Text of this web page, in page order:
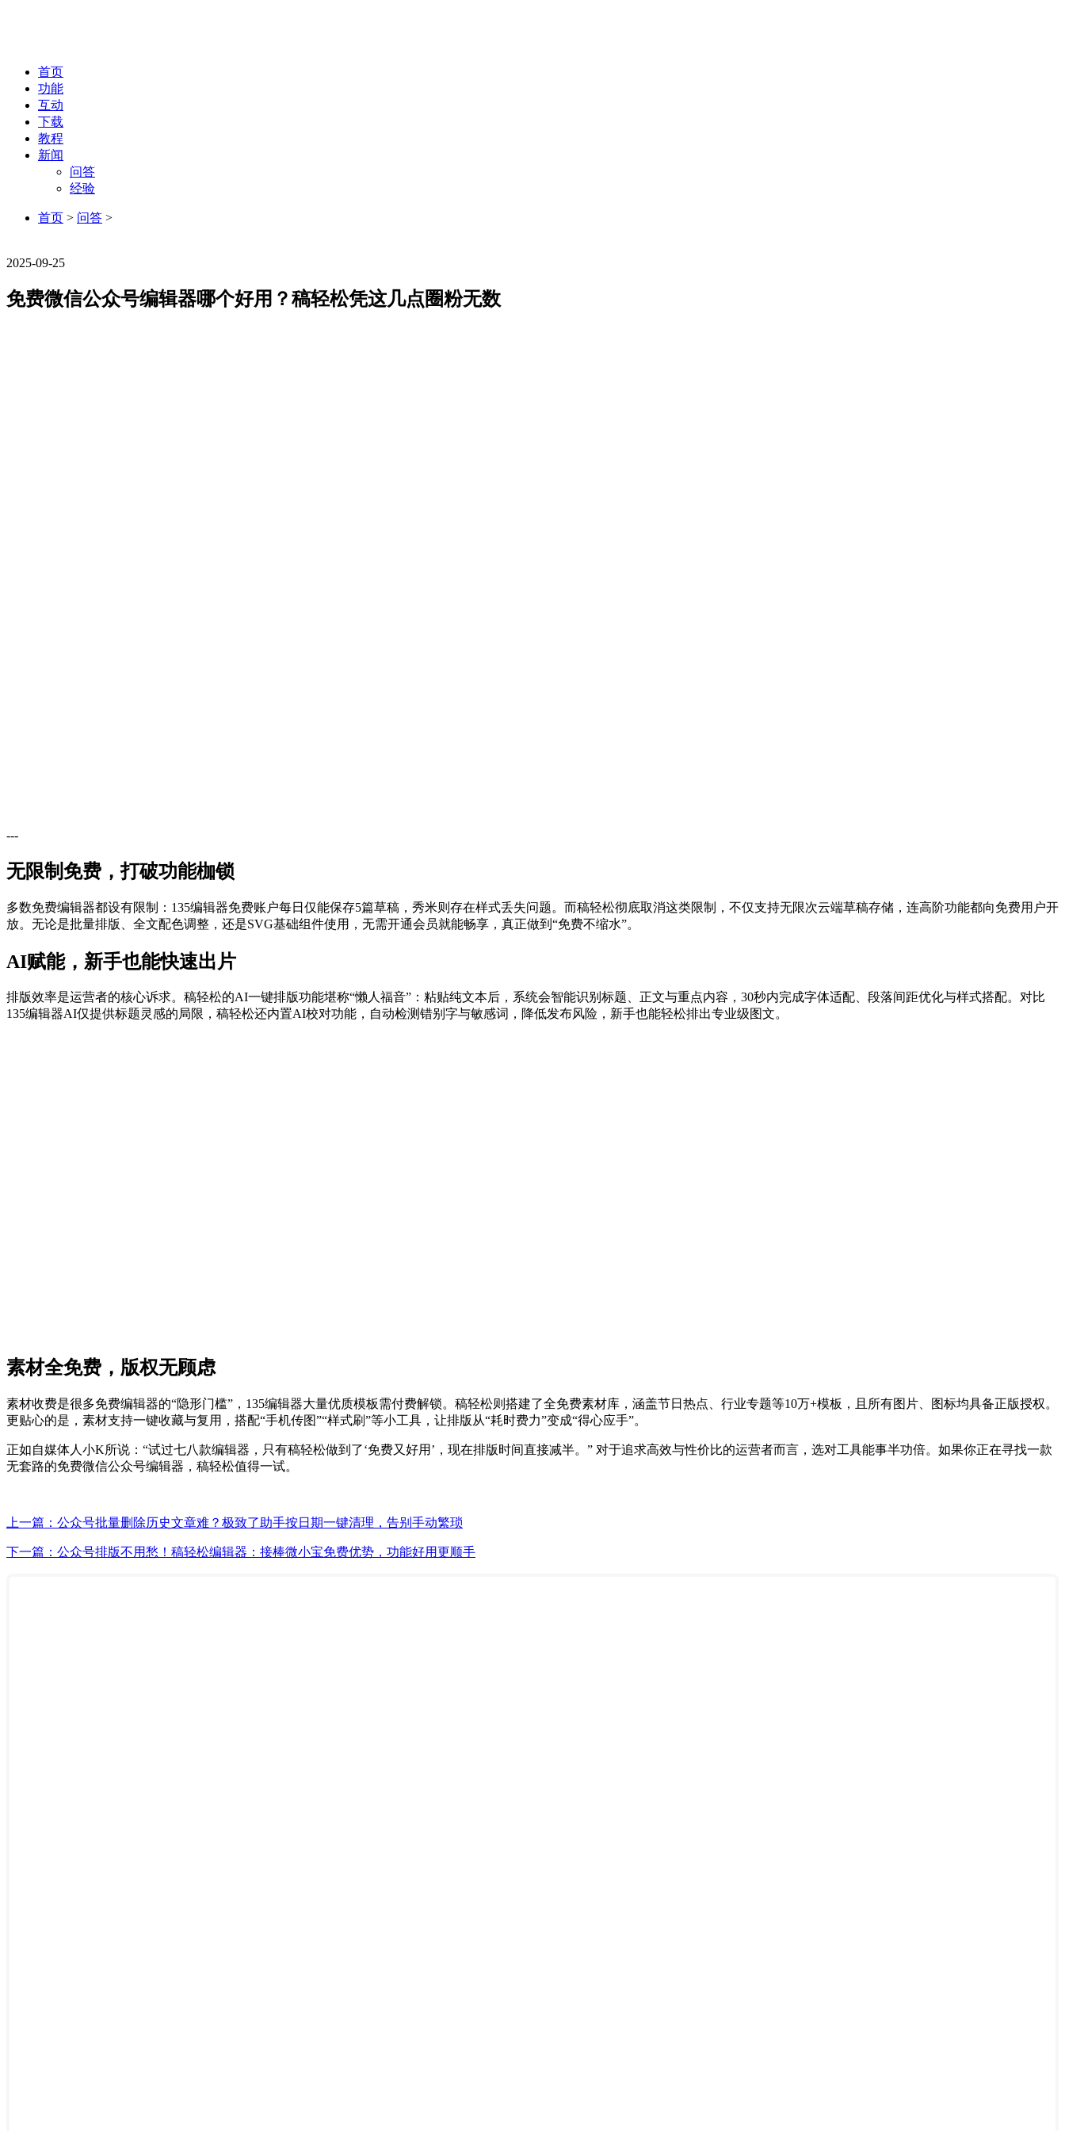
首页
功能
互动
下载
教程
新闻
问答
经验
首页 > 问答 >
2025-09-25
免费微信公众号编辑器哪个好用？稿轻松凭这几点圈粉无数
---
无限制免费，打破功能枷锁
多数免费编辑器都设有限制：135编辑器免费账户每日仅能保存5篇草稿，秀米则存在样式丢失问题。而稿轻松彻底取消这类限制，不仅支持无限次云端草稿存储，连高阶功能都向免费用户开
放。无论是批量排版、全文配色调整，还是SVG基础组件使用，无需开通会员就能畅享，真正做到“免费不缩水”。
AI赋能，新手也能快速出片
排版效率是运营者的核心诉求。稿轻松的AI一键排版功能堪称“懒人福音”：粘贴纯文本后，系统会智能识别标题、正文与重点内容，30秒内完成字体适配、段落间距优化与样式搭配。对比
135编辑器AI仅提供标题灵感的局限，稿轻松还内置AI校对功能，自动检测错别字与敏感词，降低发布风险，新手也能轻松排出专业级图文。
素材全免费，版权无顾虑
素材收费是很多免费编辑器的“隐形门槛”，135编辑器大量优质模板需付费解锁。稿轻松则搭建了全免费素材库，涵盖节日热点、行业专题等10万+模板，且所有图片、图标均具备正版授权。
更贴心的是，素材支持一键收藏与复用，搭配“手机传图”“样式刷”等小工具，让排版从“耗时费力”变成“得心应手”。
正如自媒体人小K所说：“试过七八款编辑器，只有稿轻松做到了‘免费又好用’，现在排版时间直接减半。” 对于追求高效与性价比的运营者而言，选对工具能事半功倍。如果你正在寻找一款
无套路的免费微信公众号编辑器，稿轻松值得一试。
上一篇：公众号批量删除历史文章难？极致了助手按日期一键清理，告别手动繁琐
下一篇：公众号排版不用愁！稿轻松编辑器：接棒微小宝免费优势，功能好用更顺手